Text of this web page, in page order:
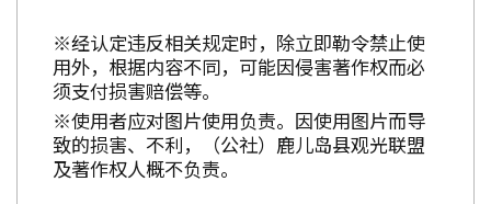
※经认定违反相关规定时，除立即勒令禁止使
用外，根据内容不同，可能因侵害著作权而必
须支付损害赔偿等。
※使用者应对图片使用负责。因使用图片而导
致的损害、不利，（公社）鹿儿岛县观光联盟
及著作权人概不负责。